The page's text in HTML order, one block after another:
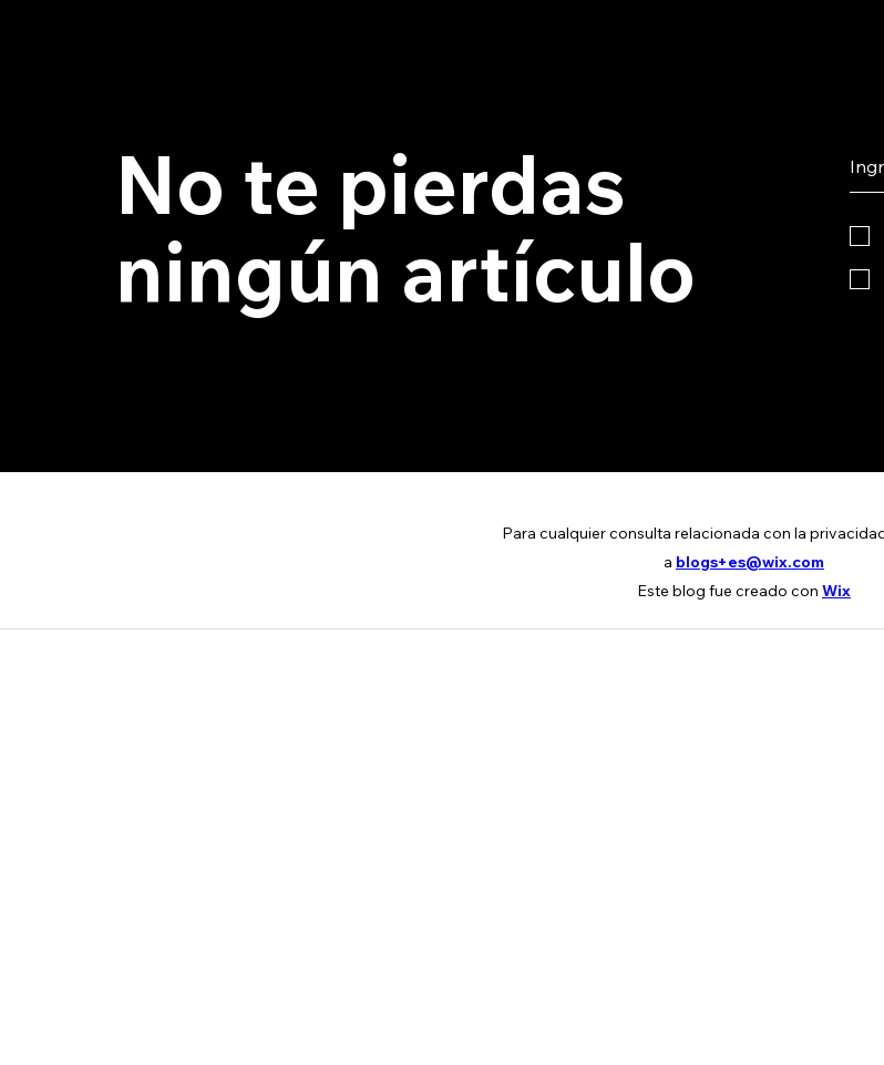
No te pierdas
ningún artículo
Para cualquier consulta relacionada con la
a blogs+es@wix.com
Este blog fue creado con Wix